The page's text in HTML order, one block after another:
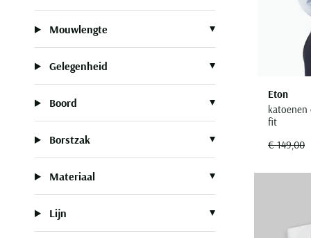
Mouwlengte
Gelegenheid
Boord
Borstzak
Materiaal
Lijn
Eton
fit
€ 149,00